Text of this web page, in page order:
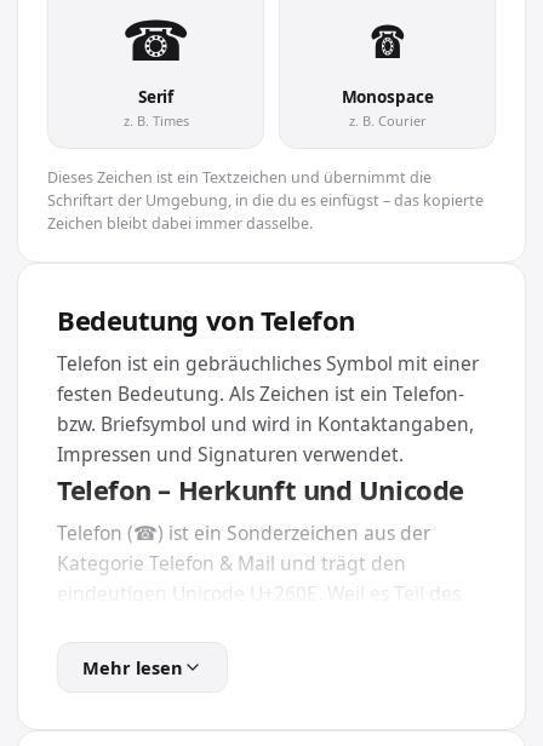
☎︎
Serif
z. B. Times
☎︎
Monospace
z. B. Courier
Dieses Zeichen ist ein Textzeichen und übernimmt die
Schriftart der Umgebung, in die du es einfügst – das kopierte
Zeichen bleibt dabei immer dasselbe.
Bedeutung von Telefon
Telefon ist ein gebräuchliches Symbol mit einer
festen Bedeutung. Als Zeichen ist ein Telefon-
bzw. Briefsymbol und wird in Kontaktangaben,
Impressen und Signaturen verwendet.
Telefon – Herkunft und Unicode
Telefon (☎) ist ein Sonderzeichen aus der
Kategorie Telefon & Mail und trägt den
eindeutigen Unicode U+260E. Weil es Teil des
Mehr lesen